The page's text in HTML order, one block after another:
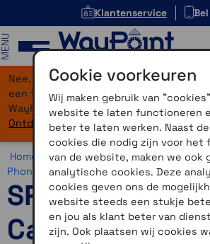
Klantenservice
Nee, je bent niet verdwaald! Onze
een flinke upgrade gekregen. Dezelfde
WayPoint-service, maar dan in een
Ontdek hier wat er allemaal nieuw is.
Home >Motor >Smartphone > SP
Phone Case >SP Connect Phone Case
SP Connect
Case Samsung
Cookie voorkeuren
Wij maken gebruik van
website te laten functioneren
beter te laten werken. Naast
cookies die nodig zijn voor het
van de website, maken we ook
analytische cookies. Deze
cookies geven ons de
website steeds een stukje
en jou als klant beter van
zijn. Ook plaatsen wij cookies